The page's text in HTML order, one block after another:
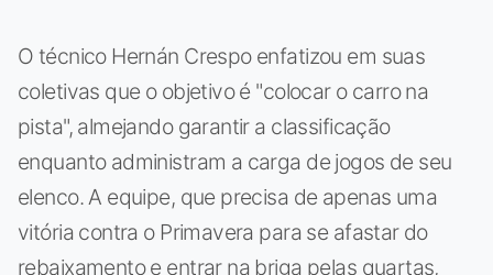
O técnico Hernán Crespo enfatizou em suas
coletivas que o objetivo é "colocar o carro na
pista", almejando garantir a classificação
enquanto administram a carga de jogos de seu
elenco. A equipe, que precisa de apenas uma
vitória contra o Primavera para se afastar do
rebaixamento e entrar na briga pelas quartas,